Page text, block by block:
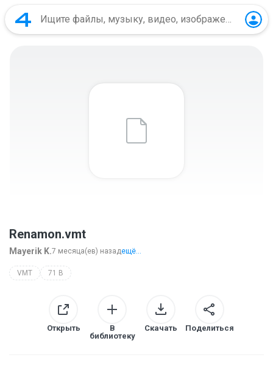
Renamon.vmt
Mayerik K.7 месяца(ев) назадещё...
VMT 71 B
Открыть
В
библиотеку
Скачать Поделиться